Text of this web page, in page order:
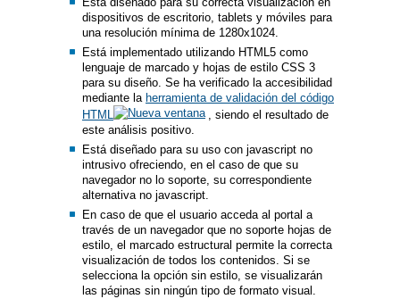
dispositivos de escritorio, tablets y móviles para
una resolución mínima de 1280x1024.
Está implementado utilizando HTML5 como
lenguaje de marcado y hojas de estilo CSS 3
para su diseño. Se ha verificado la accesibilidad
mediante la herramienta de validación del código
HTML
, siendo el resultado de
este análisis positivo.
Está diseñado para su uso con javascript no
intrusivo ofreciendo, en el caso de que su
navegador no lo soporte, su correspondiente
alternativa no javascript.
En caso de que el usuario acceda al portal a
través de un navegador que no soporte hojas de
estilo, el marcado estructural permite la correcta
visualización de todos los contenidos. Si se
selecciona la opción sin estilo, se visualizarán
las páginas sin ningún tipo de formato visual.